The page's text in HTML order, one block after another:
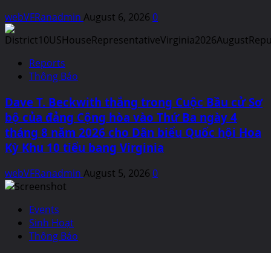
webVFRanadmin August 6, 2026 0
Reports
Thông Báo
Dave T. Beckwith thắng trong Cuộc Bầu cử Sơ
bộ của đảng Cộng hòa vào Thứ Ba ngày 4
tháng 8 năm 2026 cho Dân biểu Quốc hội Hoa
Kỳ Khu 10 tiểu bang Virginia
webVFRanadmin August 5, 2026 0
Events
Sinh Hoạt
Thông Báo